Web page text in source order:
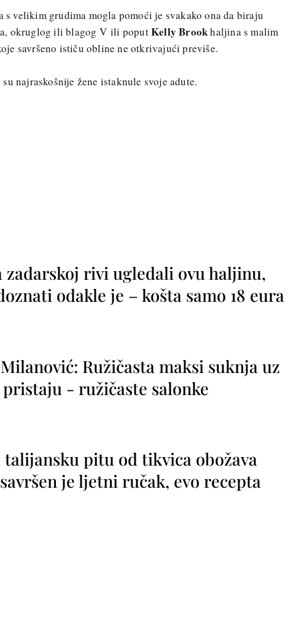
s velikim grudima mogla pomoći je svakako ona da biraju
okruglog ili blagog V ili poputKelly Brookhaljina s malim
savršeno ističu obline ne otkrivajući previše.
najraskošnije žene istaknule svoje adute.
zadarskoj rivi ugledali ovu haljinu,
odakle je – košta samo 18 eura
Ružičasta maksi suknja uz
- ružičaste salonke
talijansku pitu od tikvica obožava
je ljetni ručak, evo recepta